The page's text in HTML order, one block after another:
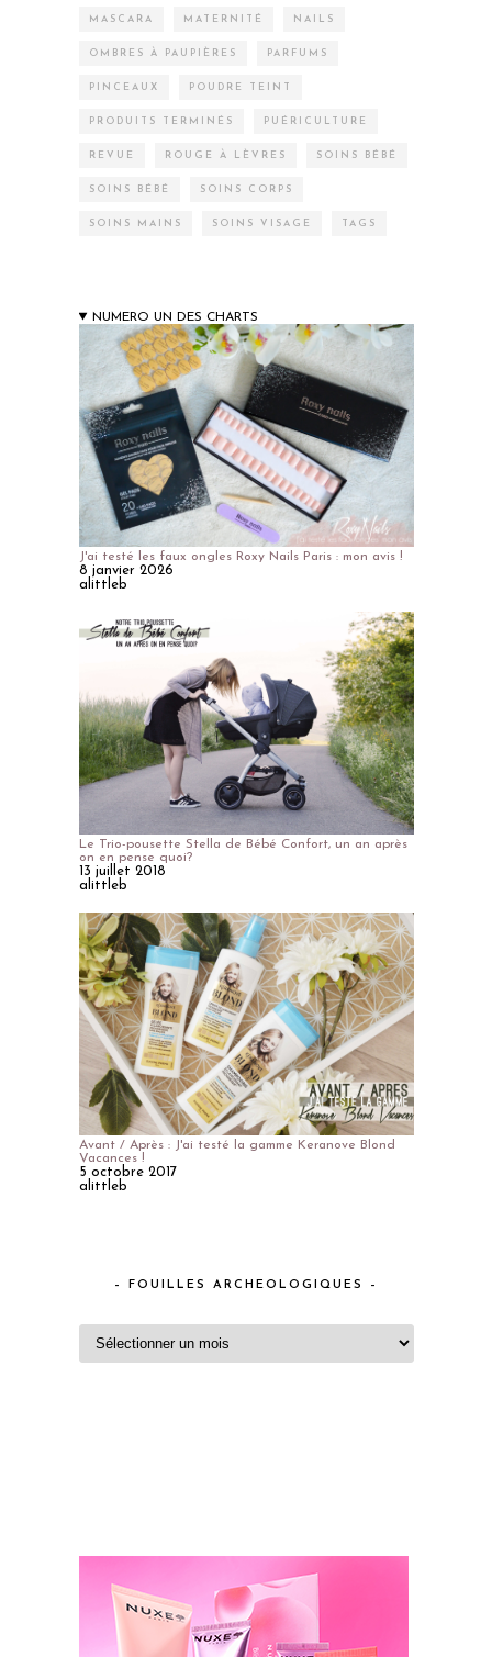
MASCARA MATERNITÉ NAILS
OMBRES À PAUPIÈRES PARFUMS
PINCEAUX POUDRE TEINT
PRODUITS TERMINÉS PUÉRICULTURE
REVUE ROUGE À LÈVRES SOINS BÉBÉ
SOINS BÉBÉ SOINS CORPS
SOINS MAINS SOINS VISAGE TAGS
NUMERO UN DES CHARTS
J'ai testé les faux ongles Roxy Nails Paris : mon avis !
8 janvier 2026
alittleb
Le Trio-pousette Stella de Bébé Confort, un an après
on en pense quoi?
13 juillet 2018
alittleb
Avant / Après : J'ai testé la gamme Keranove Blond
Vacances !
5 octobre 2017
alittleb
– FOUILLES ARCHEOLOGIQUES –